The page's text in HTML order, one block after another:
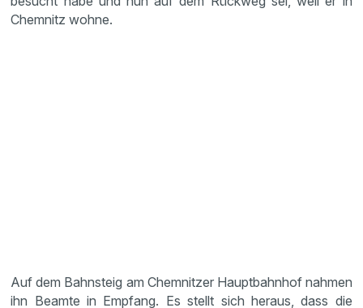
Chemnitz wohne.
Auf dem Bahnsteig am Chemnitzer Hauptbahnhof nahmen
ihn Beamte in Empfang. Es stellt sich heraus, dass die